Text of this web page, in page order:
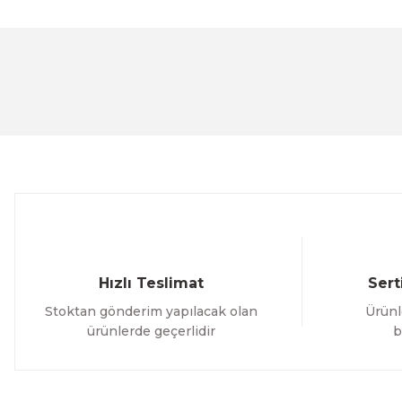
Hızlı Teslimat
Stoktan gönderim yapılacak olan
ürünlerde geçerlidir